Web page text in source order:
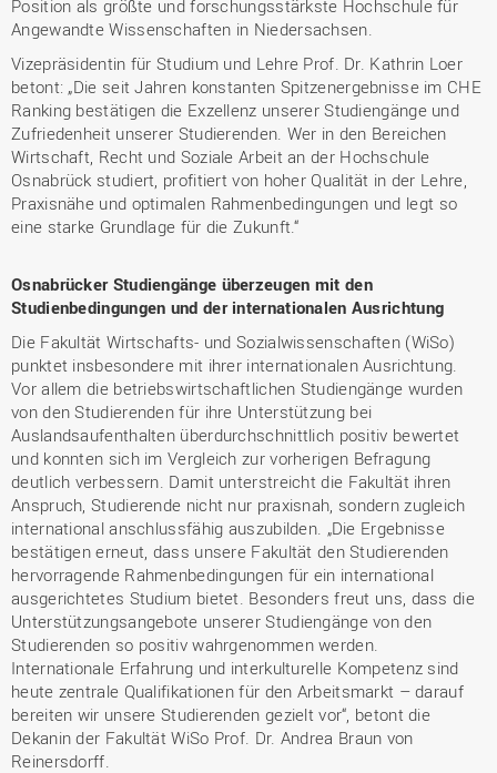
Position als größte und forschungsstärkste Hochschule für
Angewandte Wissenschaften in Niedersachsen.
Vizepräsidentin für Studium und Lehre Prof. Dr. Kathrin Loer
betont: „Die seit Jahren konstanten Spitzenergebnisse im CHE
Ranking bestätigen die Exzellenz unserer Studiengänge und
Zufriedenheit unserer Studierenden. Wer in den Bereichen
Wirtschaft, Recht und Soziale Arbeit an der Hochschule
Osnabrück studiert, profitiert von hoher Qualität in der Lehre,
Praxisnähe und optimalen Rahmenbedingungen und legt so
eine starke Grundlage für die Zukunft.“
Osnabrücker Studiengänge überzeugen mit den
Studienbedingungen und der internationalen Ausrichtung
Die Fakultät Wirtschafts- und Sozialwissenschaften (WiSo)
punktet insbesondere mit ihrer internationalen Ausrichtung.
Vor allem die betriebswirtschaftlichen Studiengänge wurden
von den Studierenden für ihre Unterstützung bei
Auslandsaufenthalten überdurchschnittlich positiv bewertet
und konnten sich im Vergleich zur vorherigen Befragung
deutlich verbessern. Damit unterstreicht die Fakultät ihren
Anspruch, Studierende nicht nur praxisnah, sondern zugleich
international anschlussfähig auszubilden. „Die Ergebnisse
bestätigen erneut, dass unsere Fakultät den Studierenden
hervorragende Rahmenbedingungen für ein international
ausgerichtetes Studium bietet. Besonders freut uns, dass die
Unterstützungsangebote unserer Studiengänge von den
Studierenden so positiv wahrgenommen werden.
Internationale Erfahrung und interkulturelle Kompetenz sind
heute zentrale Qualifikationen für den Arbeitsmarkt – darauf
bereiten wir unsere Studierenden gezielt vor“, betont die
Dekanin der Fakultät WiSo Prof. Dr. Andrea Braun von
Reinersdorff.